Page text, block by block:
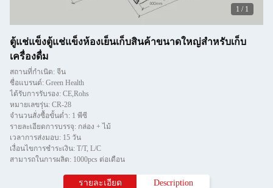
1 / 1
ตู้แช่แข็งตู้แช่แข็งห้องเย็นเก็บสินค้าขนาดใหญ่สำหรับเก็บ
เครื่องดื่ม
สถานที่กำเนิด: จีน
ชื่อแบรนด์: Green Health
ได้รับการรับรอง: CE,Rohs
หมายเลขรุ่น: CR-28
จำนวนสั่งซื้อขั้นต่ำ: 1 พีซี
รายละเอียดการบรรจุ: กล่อง + ไม้
เวลาการส่งมอบ: 15 วัน
เงื่อนไขการชำระเงิน: T/T, L/C
สามารถในการผลิต: 1000pcs ต่อเดือน
รายละเอียด Description